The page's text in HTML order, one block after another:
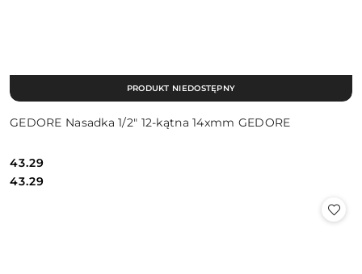
GEDORE Nasadka 1/2″ 12-kątna 14xmm GEDORE
Cena:
43.29
Cena:
43.29
PRODUKT NIEDOSTĘPNY